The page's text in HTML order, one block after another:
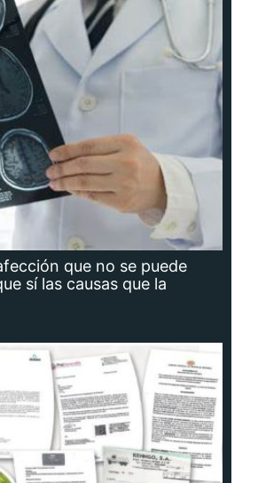
que no se puede
sí las causas que la